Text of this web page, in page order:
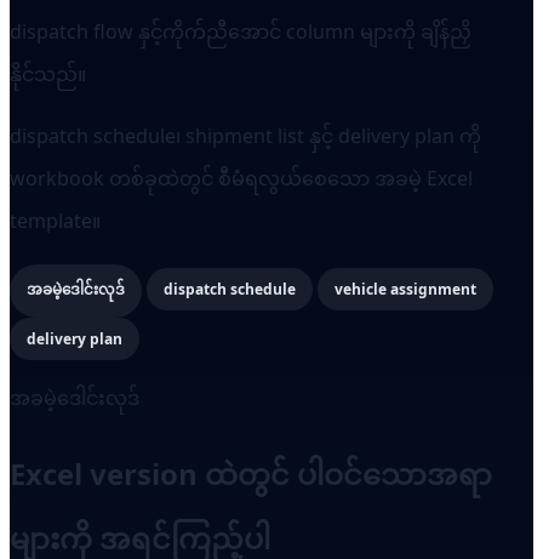
dispatch flow နှင့်ကိုက်ညီအောင် column များကို ချိန်ညှိ
နိုင်သည်။
dispatch schedule၊ shipment list နှင့် delivery plan ကို
workbook တစ်ခုထဲတွင် စီမံရလွယ်စေသော အခမဲ့ Excel
template။
အခမဲ့ဒေါင်းလုဒ် dispatch schedule vehicle assignment
delivery plan
အခမဲ့ဒေါင်းလုဒ်
Excel version ထဲတွင် ပါဝင်သောအရာ
များကို အရင်ကြည့်ပါ